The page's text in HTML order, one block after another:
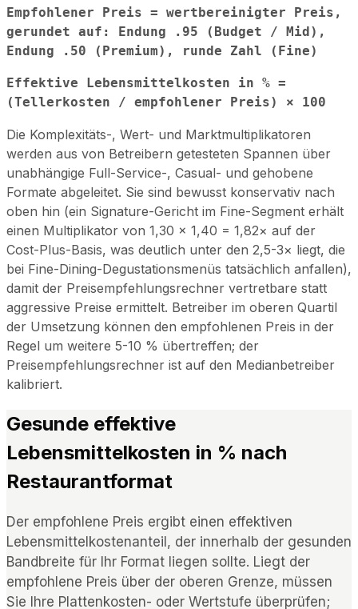
Empfohlener Preis = wertbereinigter Preis,
gerundet auf: Endung .95 (Budget / Mid),
Endung .50 (Premium), runde Zahl (Fine)
Effektive Lebensmittelkosten in % =
(Tellerkosten / empfohlener Preis) × 100
Die Komplexitäts-, Wert- und Marktmultiplikatoren
werden aus von Betreibern getesteten Spannen über
unabhängige Full-Service-, Casual- und gehobene
Formate abgeleitet. Sie sind bewusst konservativ nach
oben hin (ein Signature-Gericht im Fine-Segment erhält
einen Multiplikator von 1,30 × 1,40 = 1,82× auf der
Cost-Plus-Basis, was deutlich unter den 2,5-3× liegt, die
bei Fine-Dining-Degustationsmenüs tatsächlich anfallen),
damit der Preisempfehlungsrechner vertretbare statt
aggressive Preise ermittelt. Betreiber im oberen Quartil
der Umsetzung können den empfohlenen Preis in der
Regel um weitere 5-10 % übertreffen; der
Preisempfehlungsrechner ist auf den Medianbetreiber
kalibriert.
Gesunde effektive
Lebensmittelkosten in % nach
Restaurantformat
Der empfohlene Preis ergibt einen effektiven
Lebensmittelkostenanteil, der innerhalb der gesunden
Bandbreite für Ihr Format liegen sollte. Liegt der
empfohlene Preis über der oberen Grenze, müssen
Sie Ihre Plattenkosten- oder Wertstufe überprüfen;